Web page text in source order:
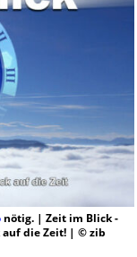
nötig. | Zeit im Blick -
auf die Zeit! | © zib